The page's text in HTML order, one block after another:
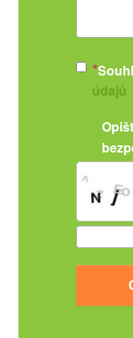
údajů